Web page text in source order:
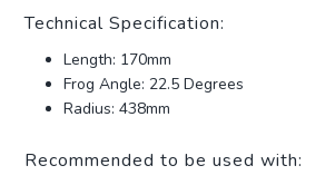
Technical Specification:
Length: 170mm
Frog Angle: 22.5 Degrees
Radius: 438mm
Recommended to be used with: